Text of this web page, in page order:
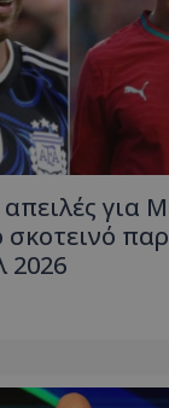
για
σκοτεινό
2026